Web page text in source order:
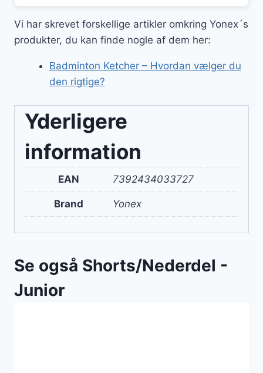
Vi har skrevet forskellige artikler omkring Yonex´s
produkter, du kan finde nogle af dem her:
Badminton Ketcher – Hvordan vælger du
den rigtige?
Yderligere
information
EAN 7392434033727
Brand Yonex
Se også Shorts/Nederdel -
Junior